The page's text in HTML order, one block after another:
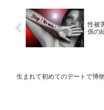
性被
係の
生まれて初めてのデートで博